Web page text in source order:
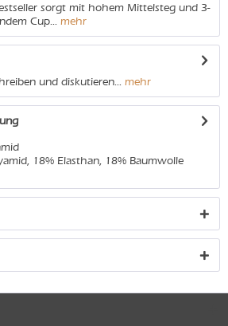
sorgt mit hohem Mittelsteg und 3-
Cup... mehr
und diskutieren... mehr
18% Elasthan, 18% Baumwolle